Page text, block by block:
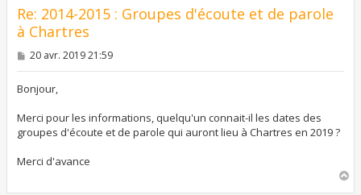
Re: 2014-2015 : Groupes d'écoute et de parole
à Chartres
M
s
e
20 avr. 2019 21:59
Bonjour,
Merci pour les informations, quelqu'un connait-il les dates des
groupes d'écoute et de parole qui auront lieu à Chartres en 2019 ?
Merci d'avance